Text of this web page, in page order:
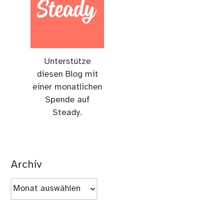
Unterstütze
diesen Blog mit
einer monatlichen
Spende auf
Steady.
Archiv
Archiv